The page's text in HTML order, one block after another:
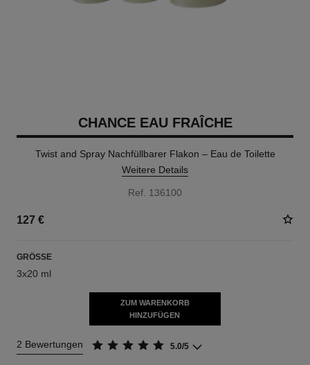
CHANCE EAU FRAÎCHE
Twist and Spray Nachfüllbarer Flakon – Eau de Toilette
Weitere Details
Ref. 136100
127 €
GRÖSSE
3x20 ml
ZUM WARENKORB
HINZUFÜGEN
2 Bewertungen 5.0/5